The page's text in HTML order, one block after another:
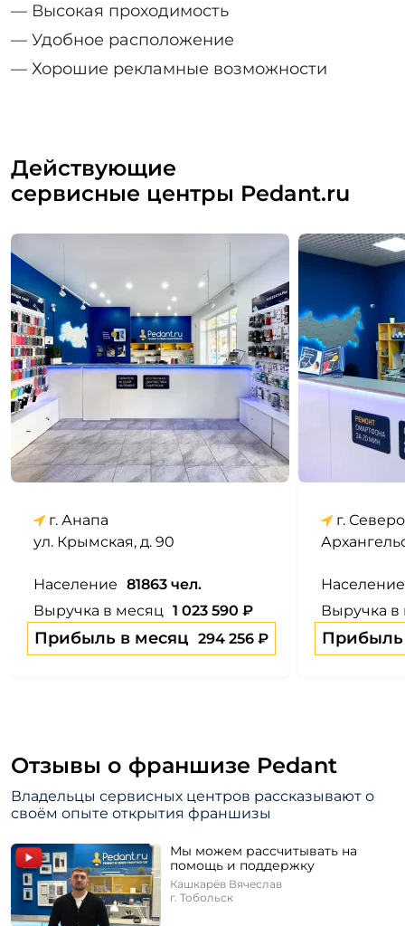
— Высокая проходимость
— Удобное расположение
— Хорошие рекламные возможности
Действующие
сервисные центры Pedant.ru
г. Анапа
ул. Крымская, д. 90
Население 81863 чел.
Выручка в месяц 1 023 590 ₽
Прибыль в месяц 294 256 ₽
г.
Население
Выручка в
Прибыль
Отзывы о франшизе Pedant
Владельцы сервисных центров рассказывают о
своём опыте открытия франшизы
Мы можем рассчитывать на
помощь и поддержку
Кашкарёв Вячеслав
г. Тобольск